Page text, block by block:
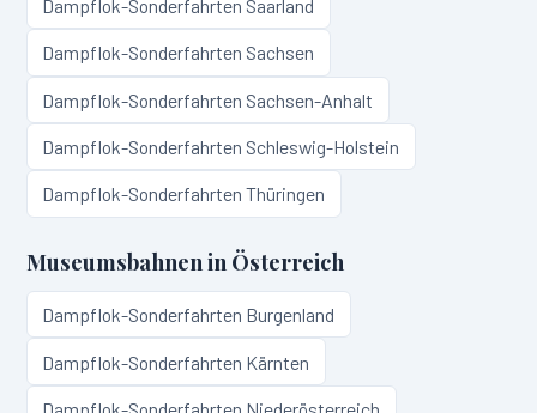
Dampflok-Sonderfahrten Saarland
Dampflok-Sonderfahrten Sachsen
Dampflok-Sonderfahrten Sachsen-Anhalt
Dampflok-Sonderfahrten Schleswig-Holstein
Dampflok-SonderfahrtenThüringen
Museumsbahnen in Österreich
Dampflok-Sonderfahrten Burgenland
Dampflok-Sonderfahrten Kärnten